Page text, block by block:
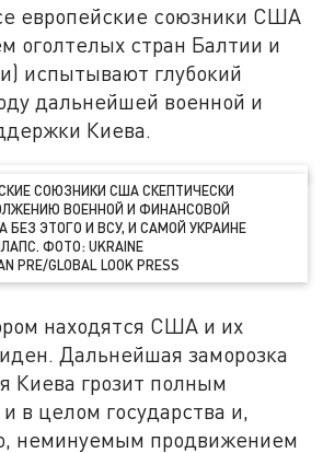
европейские союзники США
оголтелых стран Балтии и
испытывают глубокий
дальнейшей военной и
Киева.
СОЮЗНИКИ США СКЕПТИЧЕСКИ
ВОЕННОЙ И ФИНАНСОВОЙ
БЕЗ ЭТОГО И ВСУ, И САМОЙ УКРАИНЕ
ФОТО: UKRAINE
PRE/GLOBAL LOOK PRESS
находятся США и их
Дальнейшая заморозка
Киева грозит полным
в целом государства и,
неминуемым продвижением